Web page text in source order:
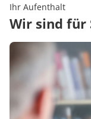
Ihr Aufenthalt
Wir sind für